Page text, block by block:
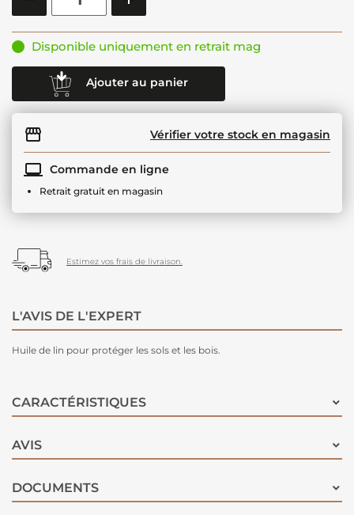
Disponible uniquement en retrait mag
Ajouter au panier
Vérifier votre stock en magasin
Commande en ligne
Retrait gratuit en magasin
Estimez vos frais de livraison.
L'AVIS DE L'EXPERT
Huile de lin pour protéger les sols et les bois.
CARACTÉRISTIQUES
AVIS
DOCUMENTS